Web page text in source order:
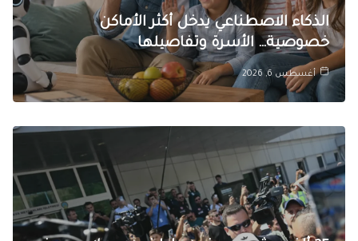
الذكاء الاصطناعي يدخل أكثر الأماكن
خصوصية… الأسرة وتفاصيلها
أغسطس 6, 2026